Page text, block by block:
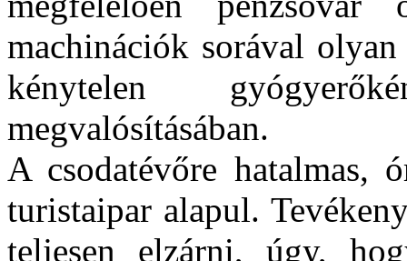
machinációk sorával
kénytelen
megvalósításában.
A csodatévőre hatalmas,
turistaipar alapul.
teljesen elzárni, úgy,